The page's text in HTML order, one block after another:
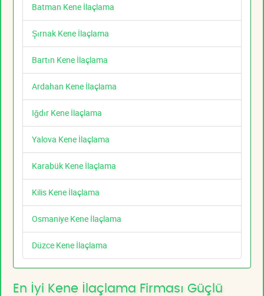
Batman Kene İlaçlama
Şırnak Kene İlaçlama
Bartın Kene İlaçlama
Ardahan Kene İlaçlama
Iğdır Kene İlaçlama
Yalova Kene İlaçlama
Karabük Kene İlaçlama
Kilis Kene İlaçlama
Osmaniye Kene İlaçlama
Düzce Kene İlaçlama
En İyi Kene İlaçlama Firması Güçlü